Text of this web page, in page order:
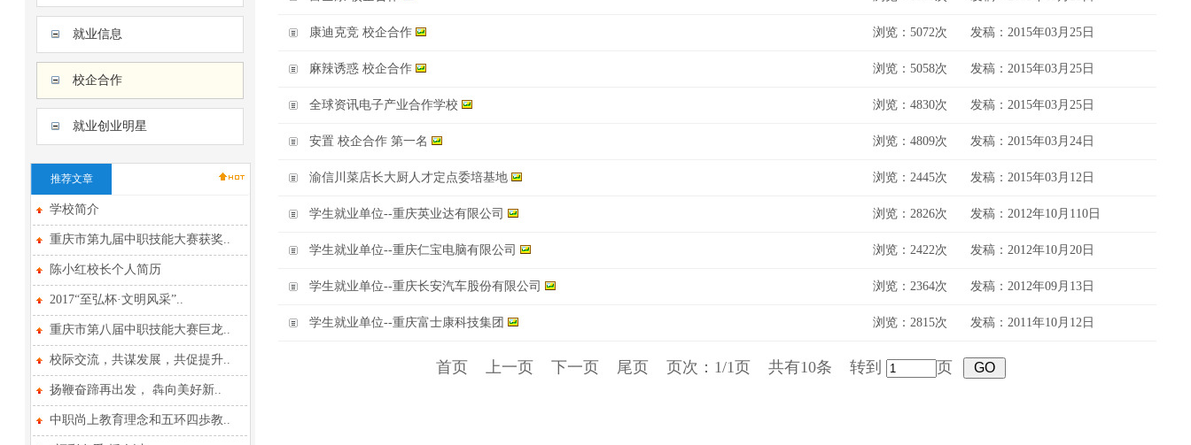
就业信息
校企合作
就业创业明星
推荐文章
学校简介
重庆市第九届中职技能大赛获奖..
陈小红校长个人简历
2017“至弘杯·文明风采”..
重庆市第八届中职技能大赛巨龙..
校际交流，共谋发展，共促提升..
扬鞭奋蹄再出发， 犇向美好新..
中职尚上教育理念和五环四歩教..
康迪克竞 校企合作 浏览：5072次 发稿：2015年03月25日
麻辣诱惑 校企合作 浏览：5058次 发稿：2015年03月25日
全球资讯电子产业合作学校 浏览：4830次 发稿：2015年03月25日
安置 校企合作 第一名 浏览：4809次 发稿：2015年03月24日
渝信川菜店长大厨人才定点委培基地 浏览：2445次 发稿：2015年03月12日
学生就业单位--重庆英业达有限公司 浏览：2826次 发稿：2012年10月110日
学生就业单位--重庆仁宝电脑有限公司 浏览：2422次 发稿：2012年10月20日
学生就业单位--重庆长安汽车股份有限公司 浏览：2364次 发稿：2012年09月13日
学生就业单位--重庆富士康科技集团 浏览：2815次 发稿：2011年10月12日
首页 上一页 下一页 尾页 页次：1/1页 共有10条 转到 页